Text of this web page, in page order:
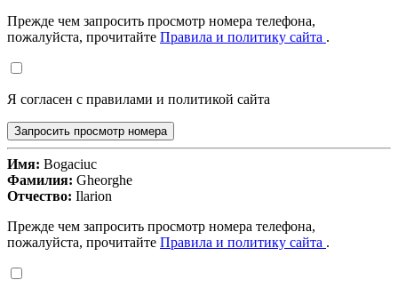
Прежде чем запросить просмотр номера телефона,
пожалуйста, прочитайте Правила и политику сайта .
Я согласен с правилами и политикой сайта
Запросить просмотр номера
Имя: Bogaciuc
Фамилия: Gheorghe
Отчество: Ilarion
Прежде чем запросить просмотр номера телефона,
пожалуйста, прочитайте Правила и политику сайта .